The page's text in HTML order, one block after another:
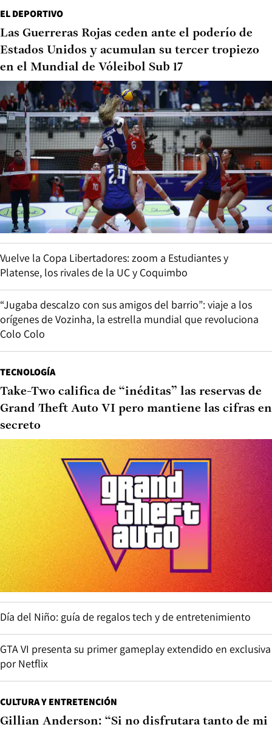
EL DEPORTIVO
Las Guerreras Rojas ceden ante el poderío de
Estados Unidos y acumulan su tercer tropiezo
en el Mundial de Vóleibol Sub 17
Vuelve la Copa Libertadores: zoom a Estudiantes y
Platense, los rivales de la UC y Coquimbo
“Jugaba descalzo con sus amigos del barrio”: viaje a los
orígenes de Vozinha, la estrella mundial que revoluciona
Colo Colo
TECNOLOGÍA
Take-Two califica de “inéditas” las reservas de
Grand Theft Auto VI pero mantiene las cifras en
secreto
Día del Niño: guía de regalos tech y de entretenimiento
GTA VI presenta su primer gameplay extendido en exclusiva
por Netflix
CULTURA Y ENTRETENCIÓN
Gillian Anderson: “Si no disfrutara tanto de mi